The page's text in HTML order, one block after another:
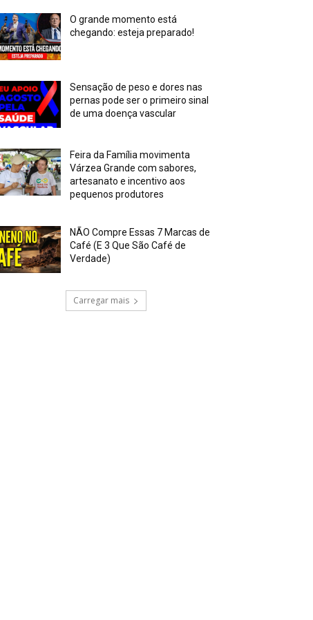
O grande momento está
chegando: esteja preparado!
Sensação de peso e dores nas
pernas pode ser o primeiro sinal
de uma doença vascular
Feira da Família movimenta
Várzea Grande com sabores,
artesanato e incentivo aos
pequenos produtores
NÃO Compre Essas 7 Marcas de
Café (E 3 Que São Café de
Verdade)
Carregar mais